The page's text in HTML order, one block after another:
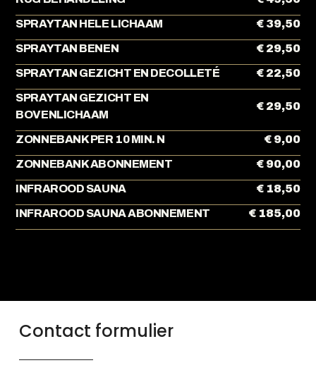
SPRAYTAN HELE LICHAAM € 39,50
SPRAYTAN BENEN € 29,50
SPRAYTAN GEZICHT EN DECOLLETÉ € 22,50
SPRAYTAN GEZICHT EN
BOVENLICHAAM
€ 29,50
ZONNEBANK PER 10 MIN. N € 9,00
ZONNEBANK ABONNEMENT € 90,00
INFRAROOD SAUNA € 18,50
INFRAROOD SAUNA ABONNEMENT € 185,00
Contact formulier